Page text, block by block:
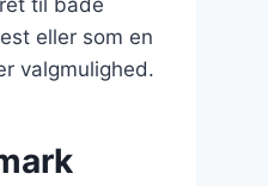
til både
eller som en
valgmulighed.